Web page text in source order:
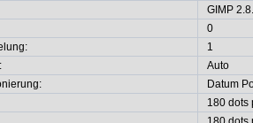
GIMP
0
1
Auto
Datum
180 dots